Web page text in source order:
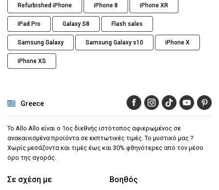
Refurbished iPhone iPhone 8 iPhone XR
iPad Pro Galaxy S8 Flash sales
Samsung Galaxy Samsung Galaxy s10 iPhone X
iPhone XS
Greece
Το Allo Allo είναι ο 1ος διεθνής ιστότοπος αφιερωμένος σε
ανακαινισμένα προϊόντα σε εκπτωτικές τιμές. Το μυστικό μας ?
Χωρίς μεσάζοντα και τιμές έως και 30% φθηνότερες από τον μέσο
όρο της αγοράς.
Σε σχέση με Βοηθός